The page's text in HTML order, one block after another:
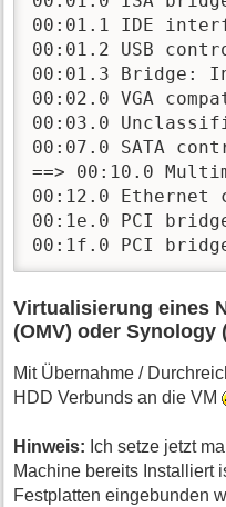
00:01.1 IDE
00:01.2 USB
00:01.3 Bridge:
00:02.0 VGA
00:03.0
00:07.0 SATA
==> 00:10.0
00:12.0
00:1e.0 PCI
00:1f.0 PCI
Virtualisierung eines
(OMV) oder Synology
Mit Übernahme /
HDD Verbunds an die VM
Hinweis: Ich setze jetzt
Machine bereits Installiert
Festplatten eingebunden